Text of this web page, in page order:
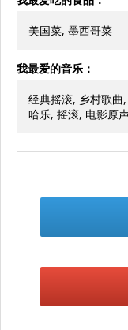
美国菜, 墨西哥菜
我最爱的音乐：
经典摇滚, 乡村歌
哈乐, 摇滚, 电影原